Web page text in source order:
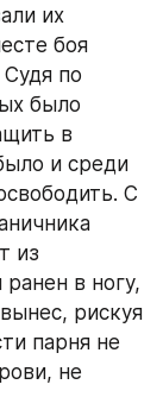
их
боя
по
было
в
и среди
С
из
в ногу,
рискуя
парня не
не